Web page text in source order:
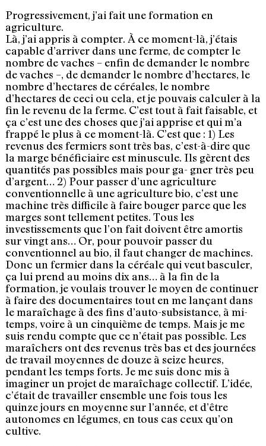
Progressivement, j’ai fait une formation en
agriculture.
Là, j’ai appris à compter. À ce moment-là, j’étais
capable d’arriver dans une ferme, de compter le
nombre de vaches – enfin de demander le nombre
de vaches –, de demander le nombre d’hectares, le
nombre d’hectares de céréales, le nombre
d’hectares de ceci ou cela, et je pouvais calculer à la
fin le revenu de la ferme. C’est tout à fait faisable, et
ça c’est une des choses que j’ai apprise et qui m’a
frappé le plus à ce moment-là. C’est que : 1) Les
revenus des fermiers sont très bas, c’est-à-dire que
la marge bénéficiaire est minuscule. Ils gèrent des
quantités pas possibles mais pour ga- gner très peu
d’argent… 2) Pour passer d’une agriculture
conventionnelle à une agriculture bio, c’est une
machine très difficile à faire bouger parce que les
marges sont tellement petites. Tous les
investissements que l’on fait doivent être amortis
sur vingt ans… Or, pour pouvoir passer du
conventionnel au bio, il faut changer de machines.
Donc un fermier dans la céréale qui veut basculer,
ça lui prend au moins dix ans… à la fin de la
formation, je voulais trouver le moyen de continuer
à faire des documentaires tout en me lançant dans
le maraîchage à des fins d’auto-subsistance, à mi-
temps, voire à un cinquième de temps. Mais je me
suis rendu compte que ce n’était pas possible. Les
maraîchers ont des revenus très bas et des journées
de travail moyennes de douze à seize heures,
pendant les temps forts. Je me suis donc mis à
imaginer un projet de maraîchage collectif. L’idée,
c’était de travailler ensemble une fois tous les
quinze jours en moyenne sur l’année, et d’être
autonomes en légumes, en tous cas ceux qu’on
cultive.